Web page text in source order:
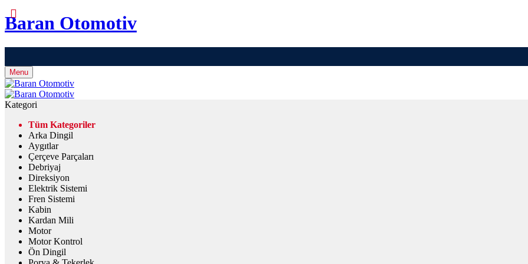
Baran Otomotiv
Menu
Kategori
Tüm Kategoriler
Arka Dingil
Aygıtlar
Çerçeve Parçaları
Debriyaj
Direksiyon
Elektrik Sistemi
Fren Sistemi
Kabin
Kardan Mili
Motor
Motor Kontrol
Ön Dingil